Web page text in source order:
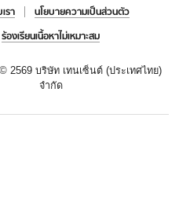
รา
นโยบายความเป็นส่วนตัว
ร้องเรียนเนื้อหาไม่เหมาะสม
2569 บริษัท เทนเซ็นต์ (ประเทศไทย)
จำกัด